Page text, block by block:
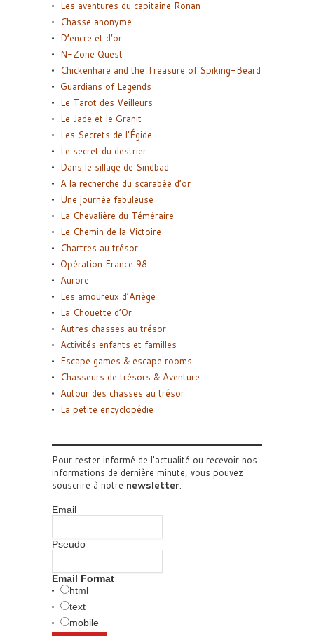
Les aventures du capitaine Ronan
Chasse anonyme
D’encre et d’or
N-Zone Quest
Chickenhare and the Treasure of Spiking-Beard
Guardians of Legends
Le Tarot des Veilleurs
Le Jade et le Granit
Les Secrets de l’Égide
Le secret du destrier
Dans le sillage de Sindbad
A la recherche du scarabée d’or
Une journée fabuleuse
La Chevalière du Téméraire
Le Chemin de la Victoire
Chartres au trésor
Opération France 98
Aurore
Les amoureux d’Ariège
La Chouette d’Or
Autres chasses au trésor
Activités enfants et familles
Escape games & escape rooms
Chasseurs de trésors & Aventure
Autour des chasses au trésor
La petite encyclopédie
Pour rester informé de l'actualité ou recevoir nos
informations de dernière minute, vous pouvez
souscrire à notre newsletter.
Email
Pseudo
Email Format
html
text
mobile